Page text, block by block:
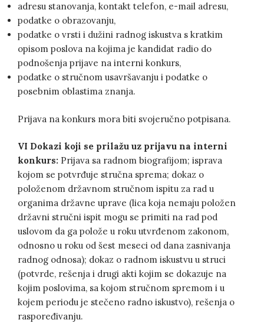
adresu stanovanja, kontakt telefon, e-mail adresu,
podatke o obrazovanju,
podatke o vrsti i dužini radnog iskustva s kratkim
opisom poslova na kojima je kandidat radio do
podnošenja prijave na interni konkurs,
podatke o stručnom usavršavanju i podatke o
posebnim oblastima znanja.
Prijava na konkurs mora biti svojeručno potpisana.
VI Dokazi koji se prilažu uz prijavu na interni
konkurs: Prijava sa radnom biografijom; isprava
kojom se potvrđuje stručna sprema; dokaz o
položenom državnom stručnom ispitu za rad u
organima državne uprave (lica koja nemaju položen
državni stručni ispit mogu se primiti na rad pod
uslovom da ga polože u roku utvrđenom zakonom,
odnosno u roku od šest meseci od dana zasnivanja
radnog odnosa); dokaz o radnom iskustvu u struci
(potvrde, rešenja i drugi akti kojim se dokazuje na
kojim poslovima, sa kojom stručnom spremom i u
kojem periodu je stečeno radno iskustvo), rešenja o
raspoređivanju.